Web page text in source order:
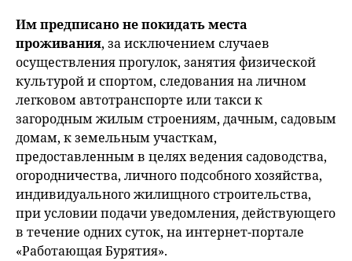
Им предписано не покидать места
проживания, за исключением случаев
осуществления прогулок, занятия физической
культурой и спортом, следования на личном
легковом автотранспорте или такси к
загородным жилым строениям, дачным, садовым
домам, к земельным участкам,
предоставленным в целях ведения садоводства,
огородничества, личного подсобного хозяйства,
индивидуального жилищного строительства,
при условии подачи уведомления, действующего
в течение одних суток, на интернет-портале
«Работающая Бурятия».